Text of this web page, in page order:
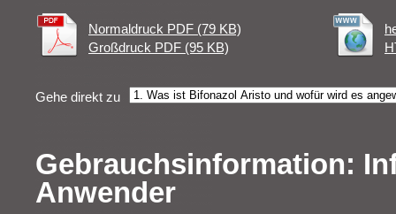
Normaldruck PDF (79 KB)
Großdruck PDF (95 KB)
Gehe direkt zu
Gebrauchsinformation:
Anwender